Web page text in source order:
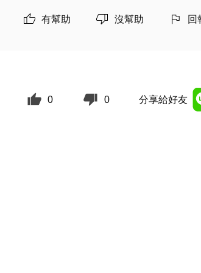
有幫助 沒幫助 回
0 0 分享給好友